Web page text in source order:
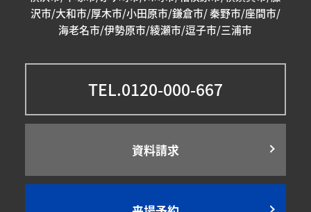
沢市/大和市/厚木市/小田原市/鎌倉市/ 秦野市/座間市/
海老名市/伊勢原市/綾瀬市/逗子市/三浦市
TEL.0120-000-667
資料請求